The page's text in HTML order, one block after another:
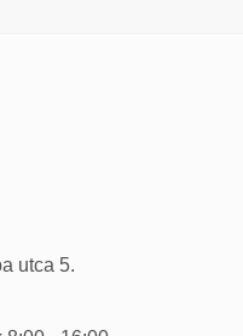
utca 5.